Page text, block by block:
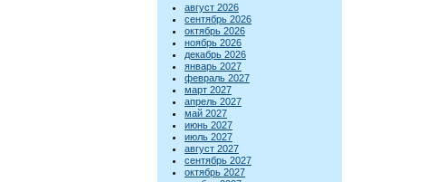
август 2026
сентябрь 2026
октябрь 2026
ноябрь 2026
декабрь 2026
январь 2027
февраль 2027
март 2027
апрель 2027
май 2027
июнь 2027
июль 2027
август 2027
сентябрь 2027
октябрь 2027